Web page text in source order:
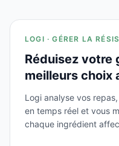
LOGI · GÉRER LA
Réduisez votre
meilleurs choix
Logi analyse vos
en temps réel et vous
chaque ingrédient